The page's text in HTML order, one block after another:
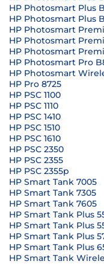
HP Photosmart Plus
HP Photosmart Plus
HP Photosmart
HP Photosmart
HP Photosmart
HP Photosmart Pro
HP Photosmart
HP Pro 8725
HP PSC 1100
HP PSC 1110
HP PSC 1410
HP PSC 1510
HP PSC 1610
HP PSC 2350
HP PSC 2355
HP PSC 2355p
HP Smart Tank 7005
HP Smart Tank 7305
HP Smart Tank 7605
HP Smart Tank Plus
HP Smart Tank Plus
HP Smart Tank Plus
HP Smart Tank Plus
HP Smart Tank